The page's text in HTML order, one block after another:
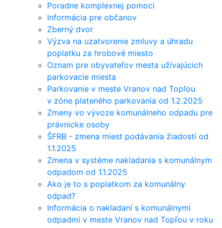
Poradne komplexnej pomoci
Informácia pre občanov
Zberný dvor
Výzva na uzatvorenie zmluvy a úhradu
poplatku za hrobové miesto
Oznam pre obyvateľov mesta užívajúcich
parkovacie miesta
Parkovanie v meste Vranov nad Topľou
v zóne plateného parkovania od 1.2.2025
Zmeny vo vývoze komunálneho odpadu pre
právnicke osoby
ŠFRB - zmena miest podávania žiadostí od
1.1.2025
Zmena v systéme nakladania s komunálnym
odpadom od 1.1.2025
Ako je to s poplatkom za komunálny
odpad?
Informácia o nakladaní s komunálnymi
odpadmi v meste Vranov nad Topľou v roku